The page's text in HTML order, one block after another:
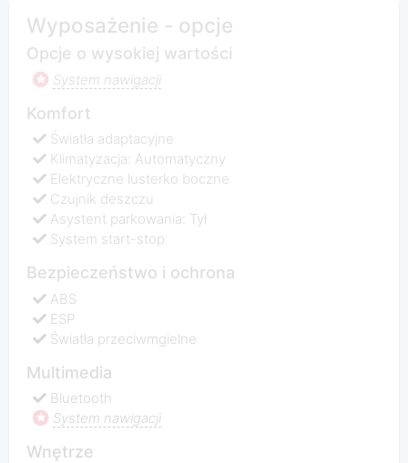
Wyposażenie - opcje
Opcje o wysokiej wartości
System nawigacji
Komfort
Światła adaptacyjne
Klimatyzacja: Automatyczny
Elektryczne lusterko boczne
Czujnik deszczu
Asystent parkowania: Tył
System start-stop
Bezpieczeństwo i ochrona
ABS
ESP
Światła przeciwmgielne
Multimedia
Bluetooth
System nawigacji
Wnętrze